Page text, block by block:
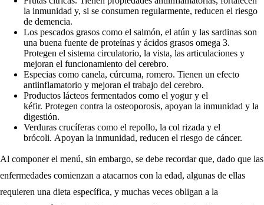
la inmunidad y, si se consumen regularmente, reducen el riesgo
de demencia.
Los pescados grasos como el salmón, el atún y las sardinas son
una buena fuente de proteínas y ácidos grasos omega 3.
Protegen el sistema circulatorio, la vista, las articulaciones y
mejoran el funcionamiento del cerebro.
Especias como canela, cúrcuma, romero. Tienen un efecto
antiinflamatorio y mejoran el trabajo del cerebro.
Productos lácteos fermentados como el yogur y el
kéfir. Protegen contra la osteoporosis, apoyan la inmunidad y la
digestión.
Verduras crucíferas como el repollo, la col rizada y el
brócoli. Apoyan la inmunidad, reducen el riesgo de cáncer.
Al componer el menú, sin embargo, se debe recordar que, dado que las
enfermedades comienzan a atacarnos con la edad, algunas de ellas
requieren una dieta específica, y muchas veces obligan a la